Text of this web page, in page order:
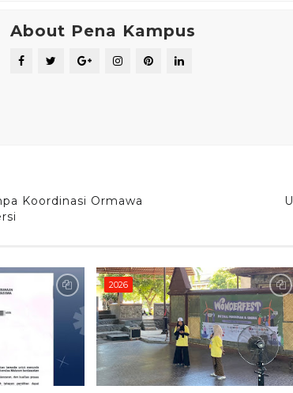
About Pena Kampus
Koordinasi Ormawa
2026